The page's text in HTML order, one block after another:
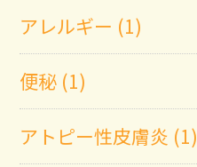
アレルギー (1)
便秘 (1)
アトピー性皮膚炎 (1)